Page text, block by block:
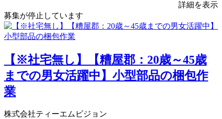
詳細を表示
募集が停止しています
【※社宅無し】【糟屋郡：20歳～45歳
までの男女活躍中】小型部品の梱包作
業
株式会社ティーエムビジョン